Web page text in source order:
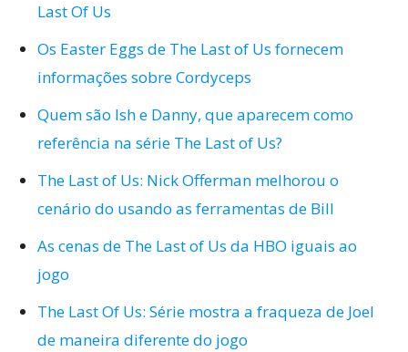
Last Of Us
Os Easter Eggs de The Last of Us fornecem
informações sobre Cordyceps
Quem são Ish e Danny, que aparecem como
referência na série The Last of Us?
The Last of Us: Nick Offerman melhorou o
cenário do usando as ferramentas de Bill
As cenas de The Last of Us da HBO iguais ao
jogo
The Last Of Us: Série mostra a fraqueza de Joel
de maneira diferente do jogo